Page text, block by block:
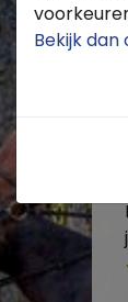
Bekijk dan